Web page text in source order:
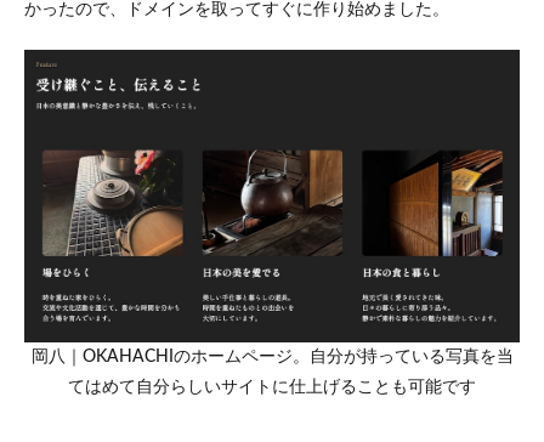
たホ
ジ
かったので、ドメインを取ってすぐに作り始めました。
岡八｜OKAHACHIのホームページ。自分が持っている写真を当
てはめて自分らしいサイトに仕上げることも可能です